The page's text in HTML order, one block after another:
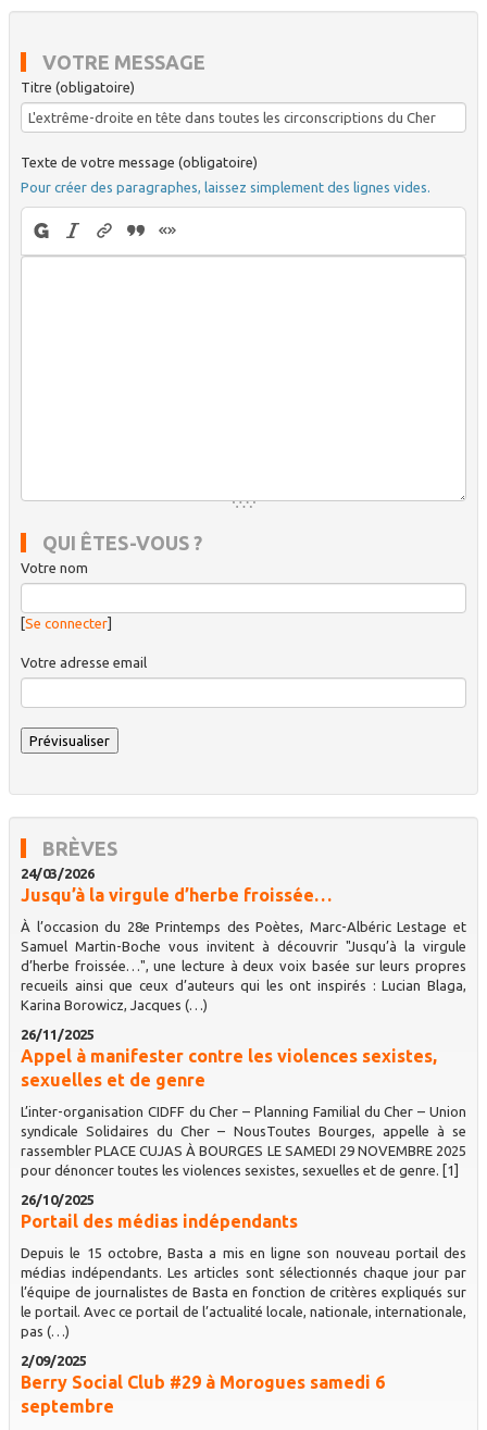
VOTRE MESSAGE
Titre (obligatoire)
Texte de votre message (obligatoire)
Pour créer des paragraphes, laissez simplement des lignes vides.
QUI ÊTES-VOUS ?
Votre nom
[Se connecter]
Votre adresse email
BRÈVES
24/03/2026
Jusqu’à la virgule d’herbe froissée…
À l’occasion du 28e Printemps des Poètes, Marc-Albéric Lestage et
Samuel Martin-Boche vous invitent à découvrir "Jusqu’à la virgule
d’herbe froissée…", une lecture à deux voix basée sur leurs propres
recueils ainsi que ceux d’auteurs qui les ont inspirés : Lucian Blaga,
Karina Borowicz, Jacques (…)
26/11/2025
Appel à manifester contre les violences sexistes,
sexuelles et de genre
L’inter-organisation CIDFF du Cher – Planning Familial du Cher – Union
syndicale Solidaires du Cher – NousToutes Bourges, appelle à se
rassembler PLACE CUJAS À BOURGES LE SAMEDI 29 NOVEMBRE 2025
pour dénoncer toutes les violences sexistes, sexuelles et de genre. [1]
26/10/2025
Portail des médias indépendants
Depuis le 15 octobre, Basta a mis en ligne son nouveau portail des
médias indépendants. Les articles sont sélectionnés chaque jour par
l’équipe de journalistes de Basta en fonction de critères expliqués sur
le portail. Avec ce portail de l’actualité locale, nationale, internationale,
pas (…)
2/09/2025
Berry Social Club #29 à Morogues samedi 6
septembre